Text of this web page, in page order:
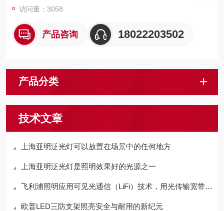
访问量：3058
产品咨询 18022203502
产品分类
技术文章
上海亚明泛光灯可以放置在场景中的任何地方
上海亚明泛光灯是照明效果好的光源之一
飞利浦照明应用可见光通信（LiFi）技术，用光传输宽带数据
欧普LED三防支架照亮安全与耐用的新纪元